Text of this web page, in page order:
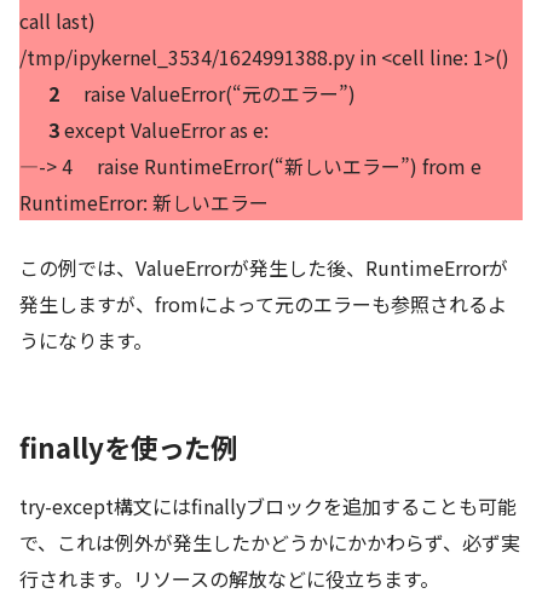
call last)
/tmp/ipykernel_3534/1624991388.py in <cell line: 1>()
2 raise ValueError(“元のエラー”)
3except ValueError as e:
—-> 4 raise RuntimeError(“新しいエラー”) from e
RuntimeError: 新しいエラー
この例では、ValueErrorが発生した後、RuntimeErrorが
発生しますが、fromによって元のエラーも参照されるよ
うになります。
finallyを使った例
try-except構文にはfinallyブロックを追加することも可能
で、これは例外が発生したかどうかにかかわらず、必ず実
行されます。リソースの解放などに役立ちます。